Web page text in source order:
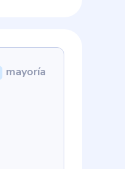
mayoría